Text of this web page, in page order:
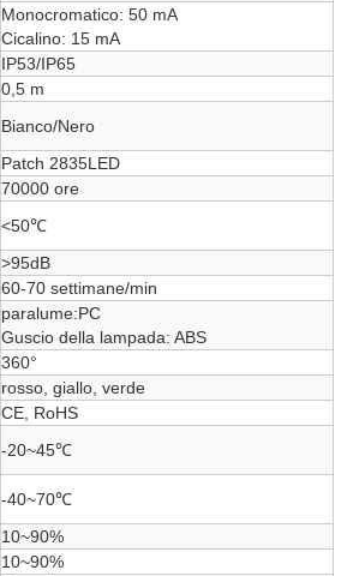
Monocromatico: 50 mA
Cicalino: 15 mA
IP53/IP65
0,5 m
Bianco/Nero
Patch 2835LED
70000 ore
<50℃
>95dB
60-70 settimane/min
paralume:PC
Guscio della lampada: ABS
360°
rosso, giallo, verde
CE, RoHS
-20~45℃
-40~70℃
10~90%
10~90%